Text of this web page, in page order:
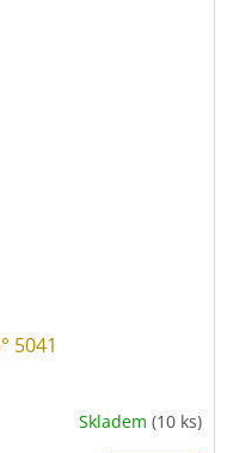
5041
Skladem (10 ks)